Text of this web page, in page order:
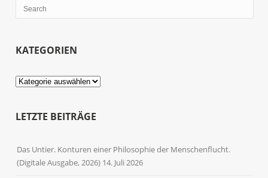
KATEGORIEN
Kategorien
LETZTE BEITRÄGE
Das Untier. Konturen einer Philosophie der Menschenflucht.
(Digitale Ausgabe, 2026) 14. Juli 2026